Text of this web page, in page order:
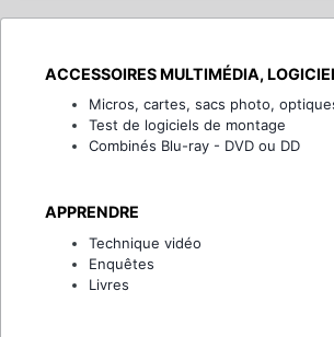
ACCESSOIRES MULTIMÉDIA,
Micros, cartes, sacs photo,
Test de logiciels de montage
Combinés Blu-ray - DVD ou DD
APPRENDRE
Technique vidéo
Enquêtes
Livres